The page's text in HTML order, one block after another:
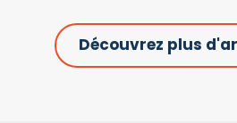
Découvrez plus